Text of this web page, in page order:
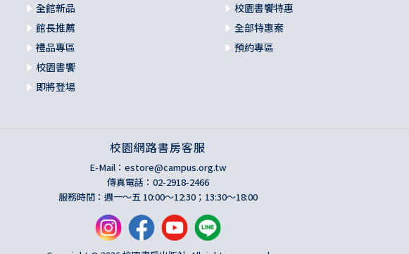
全館新品
館長推薦
禮品專區
校園書饗
即將登場
校園書饗特惠
全部特惠案
預約專區
校園網路書房客服
E-Mail： estore@campus.org.tw
傳真電話：02-2918-2466
服務時間：週一～五 10:00～12:30；13:30～18:00